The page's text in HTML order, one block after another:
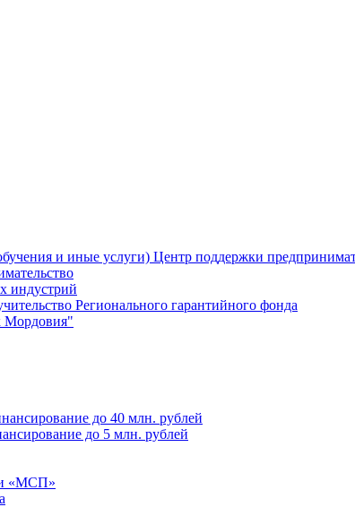
Центр поддержки
индустрий
Регионального гарантийного фонда
Мордовия"
до 40 млн. рублей
до 5 млн. рублей
«МСП»